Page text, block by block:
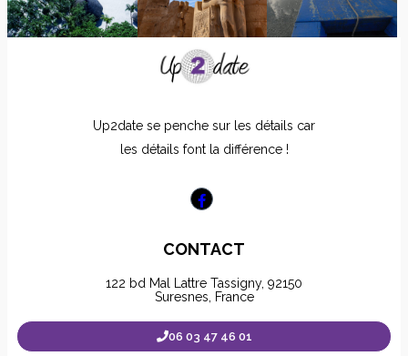
Up2date se penche sur les détails car
les détails font la différence !
CONTACT
122 bd Mal Lattre Tassigny, 92150
Suresnes, France
06 03 47 46 01